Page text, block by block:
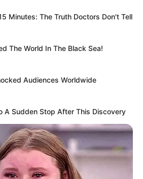
helyzet, mégis úgy tűnik,
voltak ezt kezelni, és megőrizni
világ között.
elmond
olyan gondolattal zárta a
mond minden politikai
Minutes: The Truth Doctors Don't Tell
The World In The Black Sea!
Audiences Worldwide
A Sudden Stop After This Discovery